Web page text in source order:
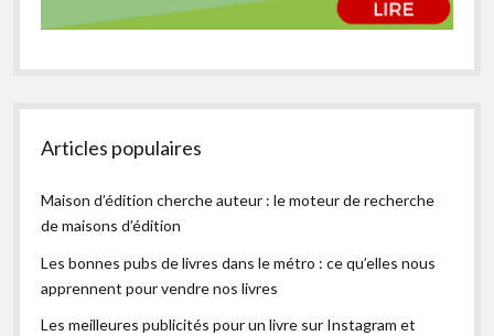
Articles populaires
Maison d’édition cherche auteur : le moteur de recherche
de maisons d’édition
Les bonnes pubs de livres dans le métro : ce qu’elles nous
apprennent pour vendre nos livres
Les meilleures publicités pour un livre sur Instagram et